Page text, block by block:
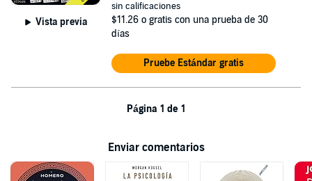
Vista previa
sin calificaciones
$11.26 o gratis con una prueba de 30
días
Pruebe Estándar gratis
Página 1 de 1
Enviar comentarios